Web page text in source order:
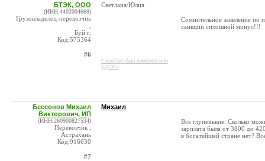
БТЭК, ООО
(ИНН:4402004669)
Грузовладелец-перевозчик
Буй г.
Код:575364
#6
Светлана/Юлия
* контакт был изменен или
удален
Сомнительное заявление по
санкции сплошной минус!!!
Бессонов Михаил
Викторович, ИП
(ИНН:260900827534)
Перевозчик ,
Астрахань
Код:916630
#7
Михаил
Все глупенькие. Сколько
зарплата была от 3800 до
в богатейшей стране нет?